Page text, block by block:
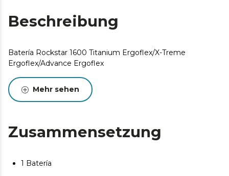
Beschreibung
Batería Rockstar 1600 Titanium Ergoflex/X-Treme
Ergoflex/Advance Ergoflex
Mehr sehen
Zusammensetzung
1 Batería